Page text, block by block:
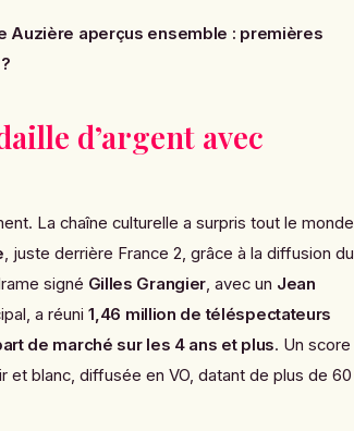
Auzière aperçus ensemble : premières
d’argent avec
La chaîne culturelle a surpris tout le monde
, juste derrière France 2, grâce à la diffusion du
signé Gilles Grangier, avec un Jean
a réuni1,46 million de téléspectateurs
de marché sur les 4 ans et plus. Un score
blanc, diffusée en VO, datant de plus de 60